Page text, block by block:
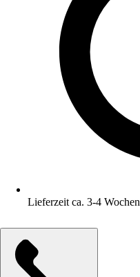
Lieferzeit ca. 3-4 Wochen